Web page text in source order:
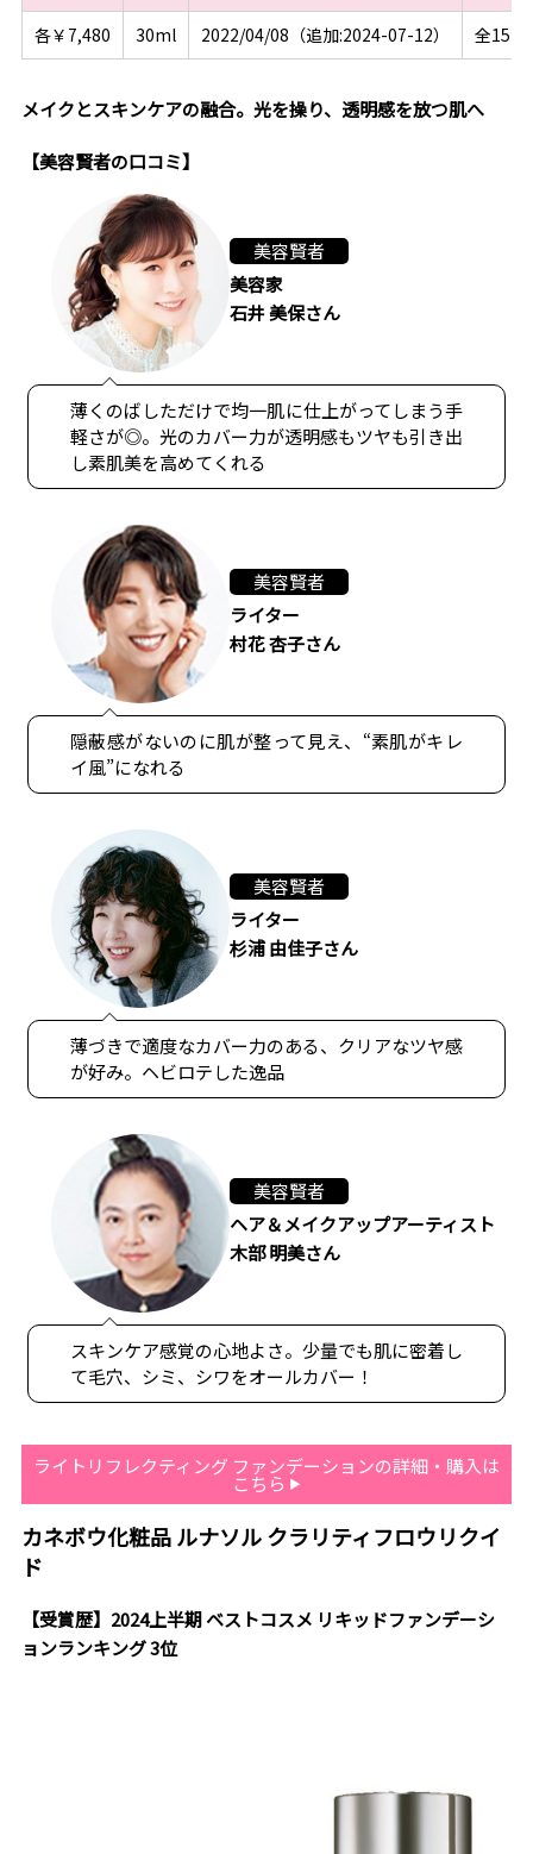
各￥7,480
30ml 2022/04/08（追加:2024-07-12） 全15色
メイクとスキンケアの融合。光を操り、透明感を放つ肌へ
【美容賢者の口コミ】
美容賢者
美容家
石井 美保さん
薄くのばしただけで均一肌に仕上がってしまう手
軽さが◎。光のカバー力が透明感もツヤも引き出
し素肌美を高めてくれる
美容賢者
ライター
村花 杏子さん
隠蔽感がないのに肌が整って見え、“素肌がキレ
イ風”になれる
美容賢者
ライター
杉浦 由佳子さん
薄づきで適度なカバー力のある、クリアなツヤ感
が好み。ヘビロテした逸品
美容賢者
ヘア＆メイクアップアーティスト
木部 明美さん
スキンケア感覚の心地よさ。少量でも肌に密着し
て毛穴、シミ、シワをオールカバー！
ライトリフレクティング ファンデーションの詳細・購入は
こちら
カネボウ化粧品 ルナソル クラリティフロウリクイ
ド
【受賞歴】2024上半期 ベストコスメ リキッドファンデーシ
ョンランキング 3位